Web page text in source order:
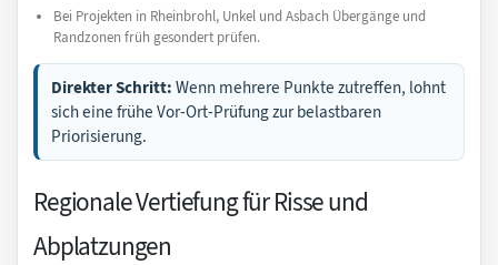
Bei Projekten in Rheinbrohl, Unkel und Asbach Übergänge und
Randzonen früh gesondert prüfen.
Direkter Schritt: Wenn mehrere Punkte zutreffen, lohnt
sich eine frühe Vor-Ort-Prüfung zur belastbaren
Priorisierung.
Regionale Vertiefung für Risse und
Abplatzungen